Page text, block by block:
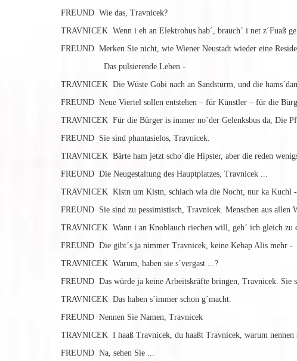
FREUND Wie das, Travnicek?
TRAVNICEK Wenn i eh an Elektrobus hab´, brauch´ i net z´Fuaß
FREUND Merken Sie nicht, wie Wiener Neustadt wieder eine
Das pulsierende Leben -
TRAVNICEK Die Wüste Gobi nach an Sandsturm, und die
FREUND Neue Viertel sollen entstehen – für Künstler – für die
TRAVNICEK Für die Bürger is immer no´der Gelenksbus da, Die
FREUND Sie sind phantasielos, Travnicek.
TRAVNICEK Bärte ham jetzt scho´die Hipster, aber die reden
FREUND Die Neugestaltung des Hauptplatzes, Travnicek ...
TRAVNICEK Kistn um Kistn, schiach wia die Nocht, nur ka Kuchl -
FREUND Sie sind zu pessimistisch, Travnicek. Menschen aus allen
TRAVNICEK Wann i an Knoblauch riechen will, geh´ ich gleich zu
FREUND Die gibt´s ja nimmer Travnicek, keine Kebap Alis mehr -
TRAVNICEK Warum, haben sie s´vergast ...?
FREUND Das würde ja keine Arbeitskräfte bringen, Travnicek. Sie
TRAVNICEK Das haben s´immer schon g´macht.
FREUND Nennen Sie Namen, Travnicek
TRAVNICEK I haaß Travnicek, du haaßt Travnicek, warum nennen
FREUND Na, sehen Sie ...